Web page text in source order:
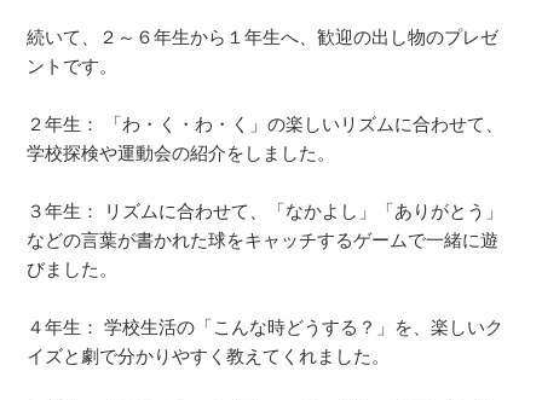
続いて、２～６年生から１年生へ、歓迎の出し物のプレゼ
ントです。
２年生： 「わ・く・わ・く」の楽しいリズムに合わせて、
学校探検や運動会の紹介をしました。
３年生： リズムに合わせて、「なかよし」「ありがとう」
などの言葉が書かれた球をキャッチするゲームで一緒に遊
びました。
４年生： 学校生活の「こんな時どうする？」を、楽しいク
イズと劇で分かりやすく教えてくれました。